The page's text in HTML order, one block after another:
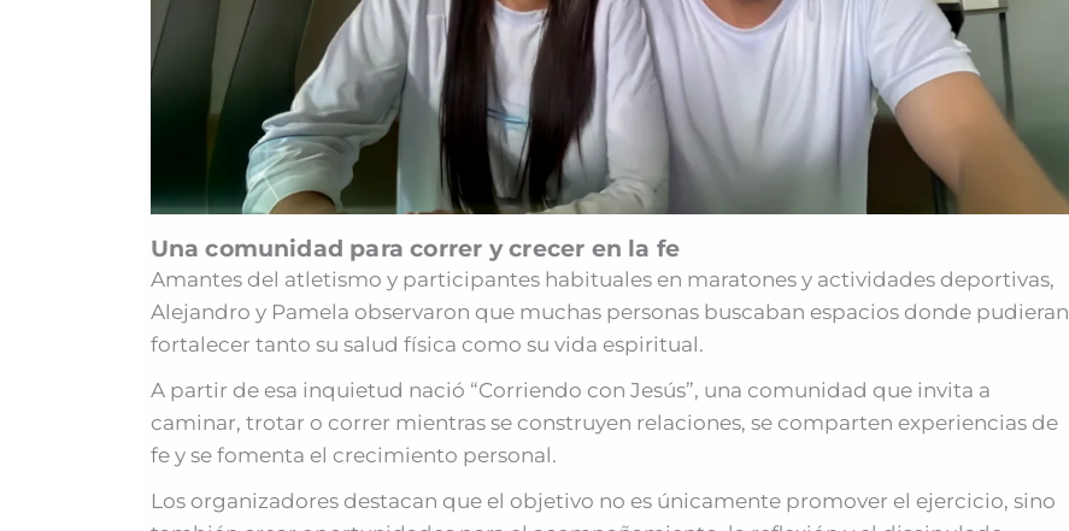
Una comunidad para correr y crecer en la fe
Amantes del atletismo y participantes habituales en maratones y actividades deportivas,
Alejandro y Pamela observaron que muchas personas buscaban espacios donde pudieran
fortalecer tanto su salud física como su vida espiritual.
A partir de esa inquietud nació “Corriendo con Jesús”, una comunidad que invita a
caminar, trotar o correr mientras se construyen relaciones, se comparten experiencias de
fe y se fomenta el crecimiento personal.
Los organizadores destacan que el objetivo no es únicamente promover el ejercicio, sino